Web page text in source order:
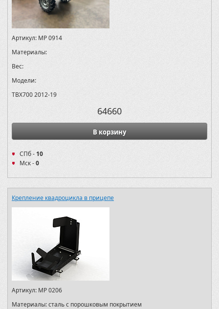
Артикул: MP 0914
Материалы:
Вес:
Модели:
TBX700 2012-19
64660
В корзину
СПб -10
Мск -0
Крепление квадроцикла в прицепе
Артикул: MP 0206
Материалы:сталь с порошковым покрытием